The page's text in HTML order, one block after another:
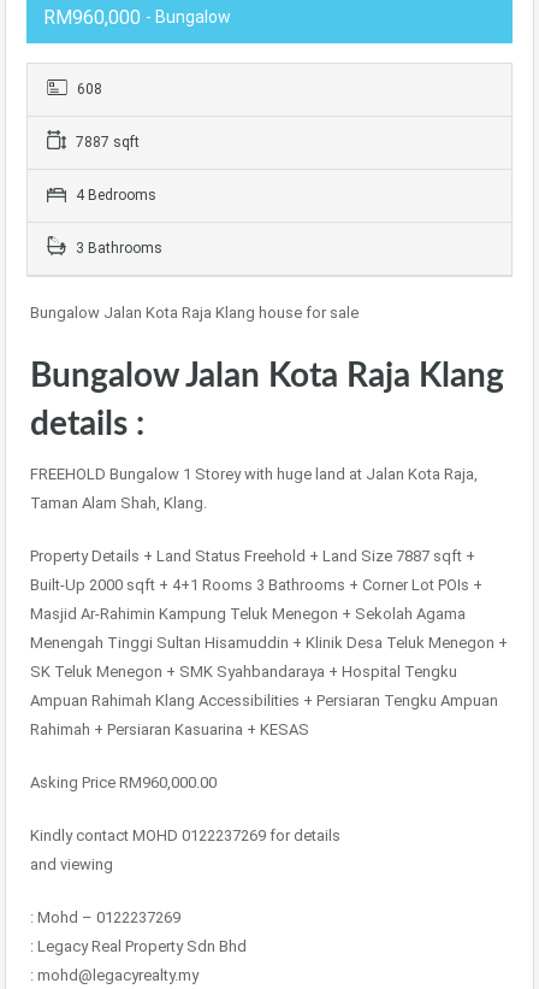
RM960,000 - Bungalow
608
7887 sqft
4 Bedrooms
3 Bathrooms
Bungalow Jalan Kota Raja Klang house for sale
Bungalow Jalan Kota Raja Klang
details :
FREEHOLD Bungalow 1 Storey with huge land at Jalan Kota Raja,
Taman Alam Shah, Klang.
Property Details + Land Status Freehold + Land Size 7887 sqft +
Built-Up 2000 sqft + 4+1 Rooms 3 Bathrooms + Corner Lot POIs +
Masjid Ar-Rahimin Kampung Teluk Menegon + Sekolah Agama
Menengah Tinggi Sultan Hisamuddin + Klinik Desa Teluk Menegon +
SK Teluk Menegon + SMK Syahbandaraya + Hospital Tengku
Ampuan Rahimah Klang Accessibilities + Persiaran Tengku Ampuan
Rahimah + Persiaran Kasuarina + KESAS
Asking Price RM960,000.00
Kindly contact MOHD 0122237269 for details
and viewing
: Mohd – 0122237269
: Legacy Real Property Sdn Bhd
: mohd@legacyrealty.my